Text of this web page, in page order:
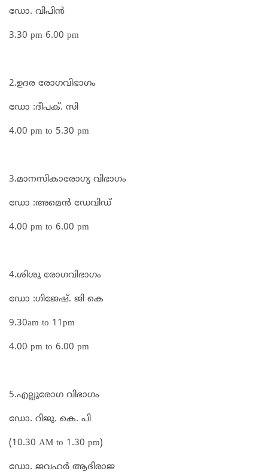
ഡോ. വിപിൻ
3.30 pm 6.00 pm
2.ഉദര രോഗവിഭാഗം
ഡോ :ദീപക്. സി
4.00 pm to 5.30 pm
3.മാനസികാരോഗ്യ വിഭാഗം
ഡോ :അമെൻ ഡേവിഡ്
4.00 pm to 6.00 pm
4.ശിശു രോഗവിഭാഗം
ഡോ :ഗിജേഷ്. ജി കെ
9.30am to 11pm
4.00 pm to 6.00 pm
5.എല്ലുരോഗ വിഭാഗം
ഡോ. റിജു. കെ. പി
(10.30 AM to 1.30 pm)
ഡോ. ജവഹർ ആദിരാജ